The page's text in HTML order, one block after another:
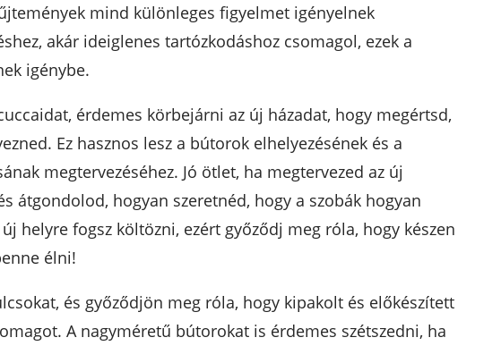
mind különleges figyelmet igényelnek
akár ideiglenes tartózkodáshoz csomagol, ezek a
igénybe.
érdemes körbejárni az új házadat, hogy megértsd,
Ez hasznos lesz a bútorok elhelyezésének és a
megtervezéséhez. Jó ötlet, ha megtervezed az új
átgondolod, hogyan szeretnéd, hogy a szobák hogyan
helyre fogsz költözni, ezért győződj meg róla, hogy készen
élni!
és győződjön meg róla, hogy kipakolt és előkészített
A nagyméretű bútorokat is érdemes szétszedni, ha